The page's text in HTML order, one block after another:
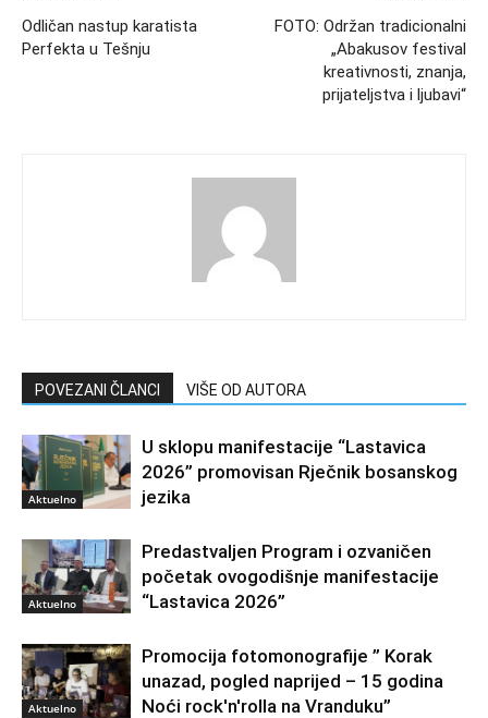
Odličan nastup karatista
Perfekta u Tešnju
FOTO: Održan tradicionalni
„Abakusov festival
kreativnosti, znanja,
prijateljstva i ljubavi“
POVEZANI ČLANCI VIŠE OD AUTORA
Aktuelno
U sklopu manifestacije “Lastavica
2026” promovisan Rječnik bosanskog
jezika
Aktuelno
Predastvaljen Program i ozvaničen
početak ovogodišnje manifestacije
“Lastavica 2026”
Aktuelno
Promocija fotomonografije ” Korak
unazad, pogled naprijed – 15 godina
Noći rock'n'rolla na Vranduku”